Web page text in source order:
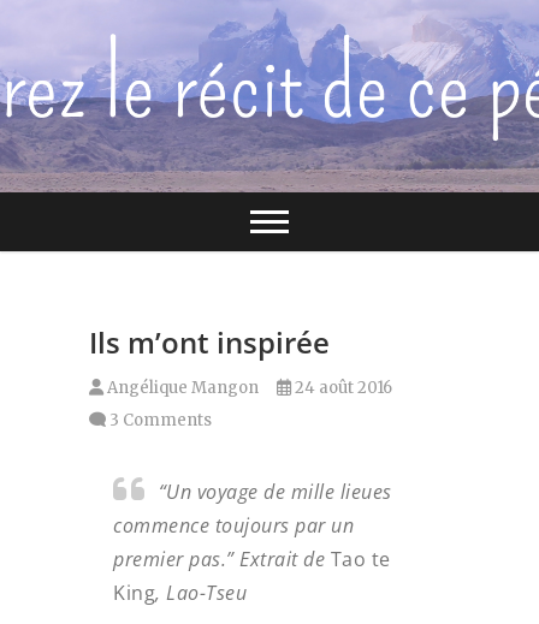
Ils m’ont inspirée
Angélique Mangon
24 août 2016
3 Comments
“Un voyage de mille lieues
commence toujours par un
premier pas.” Extrait de Tao te
King, Lao-Tseu